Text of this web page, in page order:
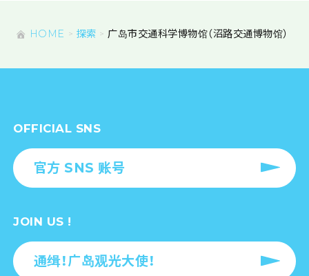
HOME 探索 广岛市交通科学博物馆（沼路交通博物馆）
OFFICIAL SNS
官方 SNS 账号
JOIN US !
通缉！广岛观光大使！